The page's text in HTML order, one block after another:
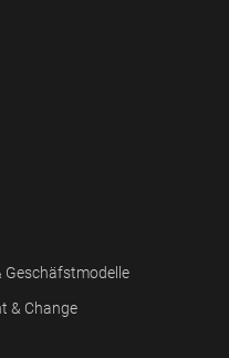
Geschäfstmodelle
& Change